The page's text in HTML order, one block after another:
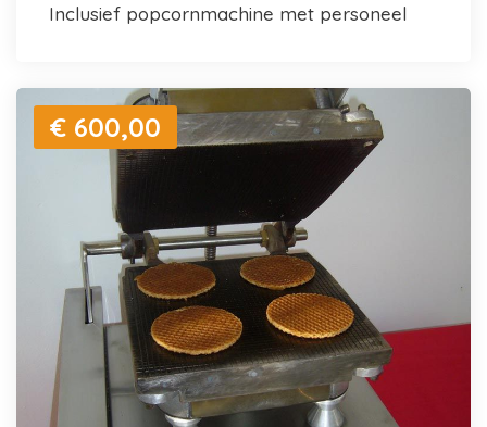
inclusief popcornmachine met personeel
€ 600,00